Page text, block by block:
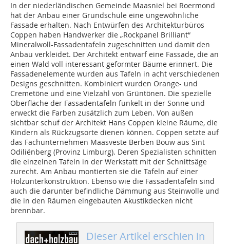
In der niederländischen Gemeinde Maasniel bei Roermond
hat der Anbau einer Grundschule eine ungewöhnliche
Fassade erhalten. Nach Entwürfen des Architekturbüros
Coppen haben Handwerker die „Rockpanel Brilliant“
Mineralwoll-Fassadentafeln zu­geschnitten und damit den
Anbau ver­kleidet. Der Architekt entwarf eine Fassade, die an
einen Wald voll interessant geformter Bäume erinnert. Die
Fassadenelemente wurden aus Tafeln in acht verschiedenen
Designs geschnitten. Kombiniert wurden Orange- und
Cremetöne und eine Vielzahl von Grüntönen. Die spezielle
Oberfläche der Fassadentafeln funkelt in der Sonne und
erweckt die Farben zusätzlich zum Leben. Von außen
sichtbar schuf der Architekt Hans Coppen kleine Räume, die
Kindern als Rückzugsorte dienen können. Coppen setzte auf
das Fachunternehmen Maasveste Berben Bouw aus Sint
Odiliënberg (Provinz Limburg). Deren Spezialisten schnitten
die einzelnen Tafeln in der Werkstatt mit der Schnittsäge
zurecht. Am Anbau montierten sie die Tafeln auf einer
Holzunterkonstruktion. Ebenso wie die Fassadentafeln sind
auch die darunter befindliche Dämmung aus Steinwolle und
die in den Räumen eingebauten Akustikdecken nicht
brennbar.
Dieser Artikel erschien in